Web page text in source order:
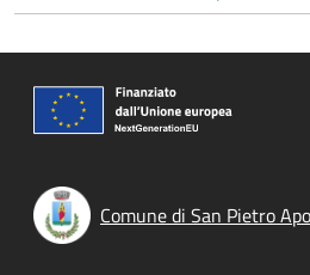
Comune di San Pietro